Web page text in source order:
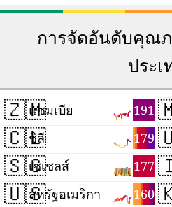
การจัดอันดับคุณ
ประเ
🇿🇲 191
แซมเบีย
🇨🇱 179
ชิลี
🇸🇨 177
เซเชลส์
🇺🇸 160
สหรัฐอเมริกา